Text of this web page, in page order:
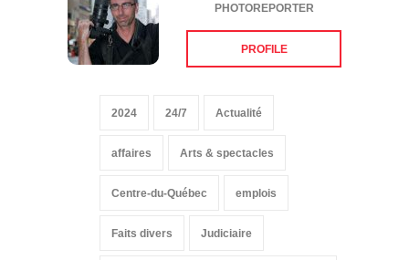
PHOTOREPORTER
PROFILE
2024 24/7 Actualité
affaires Arts & spectacles
Centre-du-Québec emplois
Faits divers Judiciaire